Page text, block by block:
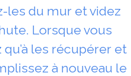
les du mur et videz
Lorsque vous
qu’à les récupérer et
à nouveau le